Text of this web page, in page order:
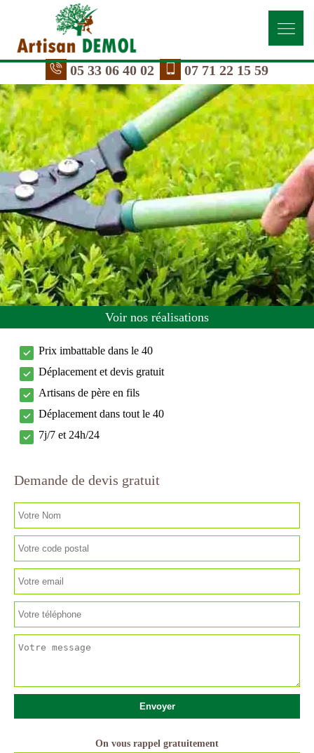
05 33 06 40 02 07 71 22 15 59
Voir nos réalisations
Prix imbattable dans le 40
Déplacement et devis gratuit
Artisans de père en fils
Déplacement dans tout le 40
7j/7 et 24h/24
Demande de devis gratuit
On vous rappel gratuitement